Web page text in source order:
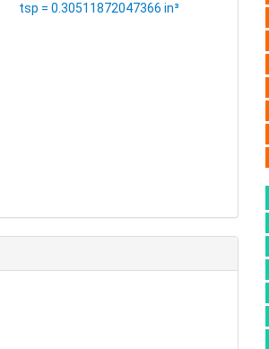
tsp = 0.30511872047366 in³